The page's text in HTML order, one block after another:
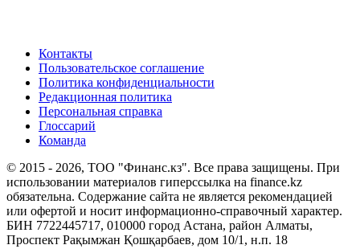
Контакты
Пользовательское соглашение
Политика конфиденциальности
Редакционная политика
Персональная справка
Глоссарий
Команда
© 2015 - 2026, ТОО "Финанс.кз". Все права защищены. При
использовании материалов гиперссылка на finance.kz
обязательна. Содержание сайта не является рекомендацией
или офертой и носит информационно-справочный характер.
БИН 7722445717, 010000 город Астана, район Алматы,
Проспект Рақымжан Қошқарбаев, дом 10/1, н.п. 18